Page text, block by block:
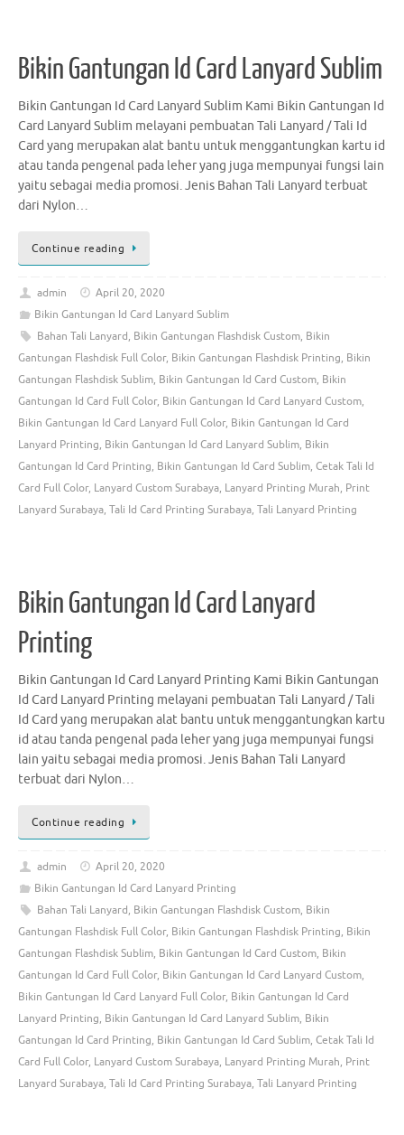
Bikin Gantungan Id Card Lanyard Sublim
Bikin Gantungan Id Card Lanyard Sublim Kami Bikin Gantungan Id
Card Lanyard Sublim melayani pembuatan Tali Lanyard / Tali Id
Card yang merupakan alat bantu untuk menggantungkan kartu id
atau tanda pengenal pada leher yang juga mempunyai fungsi lain
yaitu sebagai media promosi. Jenis Bahan Tali Lanyard terbuat
dari Nylon…
Continue reading
admin
April 20, 2020
Bikin Gantungan Id Card Lanyard Sublim
Bahan Tali Lanyard, Bikin Gantungan Flashdisk Custom, Bikin
Gantungan Flashdisk Full Color, Bikin Gantungan Flashdisk Printing, Bikin
Gantungan Flashdisk Sublim, Bikin Gantungan Id Card Custom, Bikin
Gantungan Id Card Full Color, Bikin Gantungan Id Card Lanyard Custom,
Bikin Gantungan Id Card Lanyard Full Color, Bikin Gantungan Id Card
Lanyard Printing, Bikin Gantungan Id Card Lanyard Sublim, Bikin
Gantungan Id Card Printing, Bikin Gantungan Id Card Sublim, Cetak Tali Id
Card Full Color, Lanyard Custom Surabaya, Lanyard Printing Murah, Print
Lanyard Surabaya, Tali Id Card Printing Surabaya, Tali Lanyard Printing
Bikin Gantungan Id Card Lanyard
Printing
Bikin Gantungan Id Card Lanyard Printing Kami Bikin Gantungan
Id Card Lanyard Printing melayani pembuatan Tali Lanyard / Tali
Id Card yang merupakan alat bantu untuk menggantungkan kartu
id atau tanda pengenal pada leher yang juga mempunyai fungsi
lain yaitu sebagai media promosi. Jenis Bahan Tali Lanyard
terbuat dari Nylon…
Continue reading
admin
April 20, 2020
Bikin Gantungan Id Card Lanyard Printing
Bahan Tali Lanyard, Bikin Gantungan Flashdisk Custom, Bikin
Gantungan Flashdisk Full Color, Bikin Gantungan Flashdisk Printing, Bikin
Gantungan Flashdisk Sublim, Bikin Gantungan Id Card Custom, Bikin
Gantungan Id Card Full Color, Bikin Gantungan Id Card Lanyard Custom,
Bikin Gantungan Id Card Lanyard Full Color, Bikin Gantungan Id Card
Lanyard Printing, Bikin Gantungan Id Card Lanyard Sublim, Bikin
Gantungan Id Card Printing, Bikin Gantungan Id Card Sublim, Cetak Tali Id
Card Full Color, Lanyard Custom Surabaya, Lanyard Printing Murah, Print
Lanyard Surabaya, Tali Id Card Printing Surabaya, Tali Lanyard Printing